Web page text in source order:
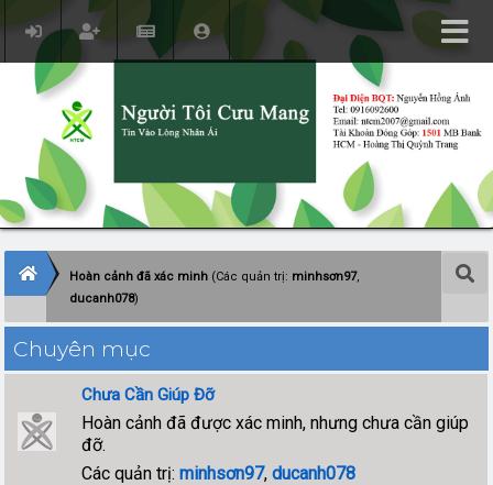
Hoàn cảnh đã xác minh(Các quản trị: minhsơn97,
ducanh078)
Chuyên mục
Chưa Cần Giúp Đỡ
Hoàn cảnh đã được xác minh, nhưng chưa cần giúp
đỡ.
Các quản trị: minhsơn97, ducanh078